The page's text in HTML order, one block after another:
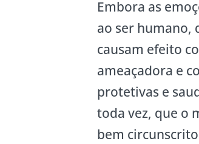
Embora as
ao ser humano,
causam efeito
ameaçadora e
protetivas e
toda vez, que o
bem